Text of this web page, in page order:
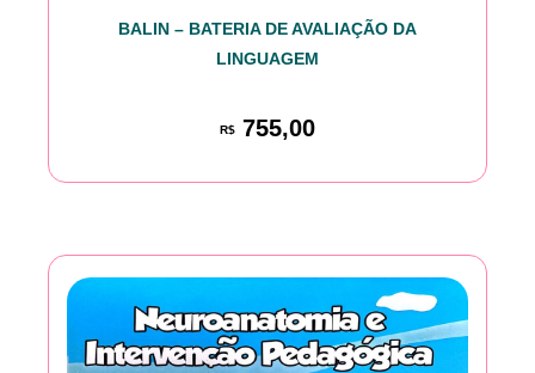
BALIN – BATERIA DE AVALIAÇÃO DA
LINGUAGEM
R$ 755,00